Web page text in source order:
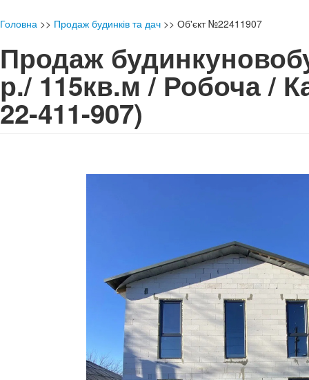
Головна >> Продаж будинків та дач >> Об'єкт №22411907
Продаж
р./ 115кв.м / Робоча /
22-411-907)